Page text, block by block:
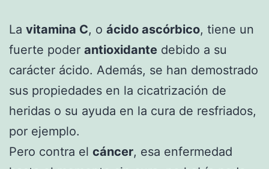
La vitamina C, o ácido ascórbico, tiene un
fuerte poder antioxidante debido a su
carácter ácido. Además, se han demostrado
sus propiedades en la cicatrización de
heridas o su ayuda en la cura de resfriados,
por ejemplo.
Pero contra el cáncer, esa enfermedad